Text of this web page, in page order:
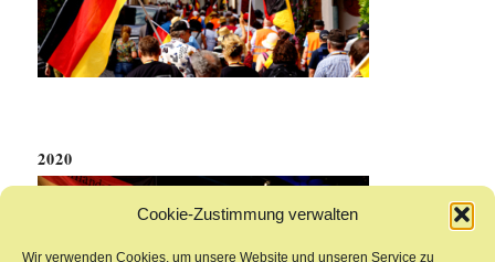
Cookie-Zustimmung verwalten
Wir verwenden Cookies, um unsere Website und unseren Service zu
2020